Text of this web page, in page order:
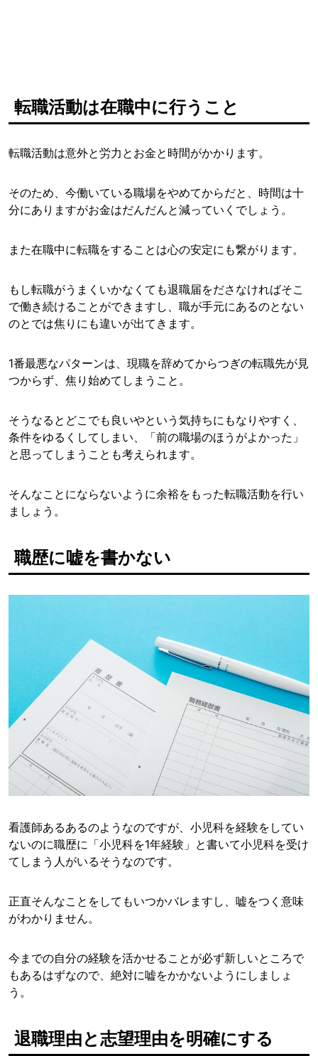
転職活動は在職中に行うこと
転職活動は意外と労力とお金と時間がかかります。
そのため、今働いている職場をやめてからだと、時間は十
分にありますがお金はだんだんと減っていくでしょう。
また在職中に転職をすることは心の安定にも繋がります。
もし転職がうまくいかなくても退職届をださなければそこ
で働き続けることができますし、職が手元にあるのとない
のとでは焦りにも違いが出てきます。
1番最悪なパターンは、現職を辞めてからつぎの転職先が見
つからず、焦り始めてしまうこと。
そうなるとどこでも良いやという気持ちにもなりやすく、
条件をゆるくしてしまい、「前の職場のほうがよかった」
と思ってしまうことも考えられます。
そんなことにならないように余裕をもった転職活動を行い
ましょう。
職歴に嘘を書かない
看護師あるあるのようなのですが、小児科を経験をしてい
ないのに職歴に「小児科を1年経験」と書いて小児科を受け
てしまう人がいるそうなのです。
正直そんなことをしてもいつかバレますし、嘘をつく意味
がわかりません。
今までの自分の経験を活かせることが必ず新しいところで
もあるはずなので、絶対に嘘をかかないようにしましょ
う。
退職理由と志望理由を明確にする